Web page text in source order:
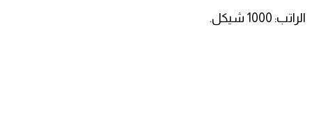
الراتب: 1000 شيكل.